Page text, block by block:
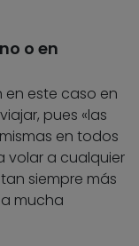
o en
este caso en
pues «las
en todos
volar a cualquier
siempre más
mucha